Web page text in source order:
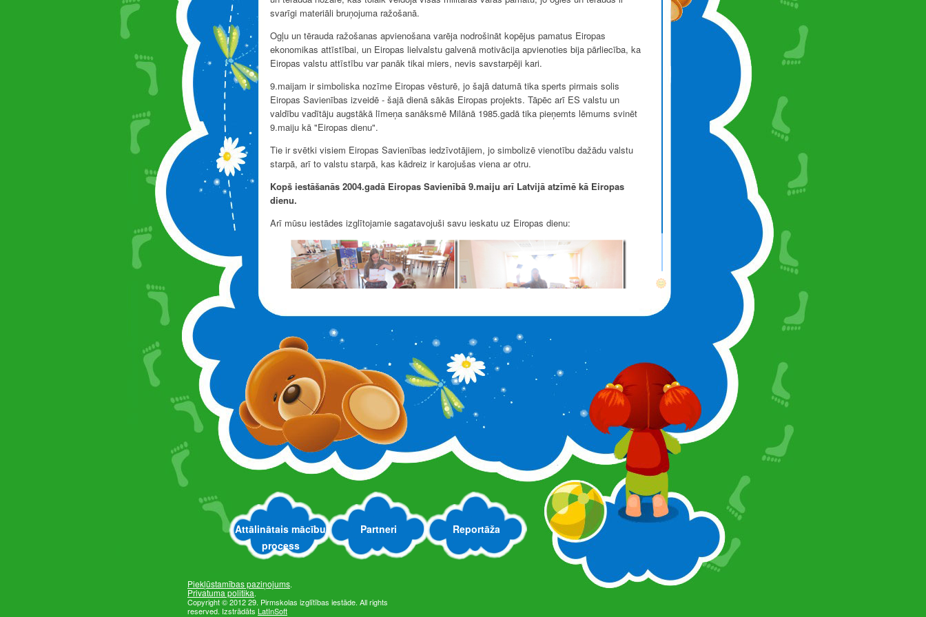
svarīgi materiāli bruņojuma ražošanā.
Ogļu un tērauda ražošanas apvienošana varēja nodrošināt kopējus pamatus Eiropas
ekonomikas attīstībai, un Eiropas lielvalstu galvenā motivācija apvienoties bija pārliecība, ka
Eiropas valstu attīstību var panāk tikai miers, nevis savstarpēji kari.
9.maijam ir simboliska nozīme Eiropas vēsturē, jo šajā datumā tika sperts pirmais solis
Eiropas Savienības izveidē - šajā dienā sākās Eiropas projekts. Tāpēc arī ES valstu un
valdību vadītāju augstākā līmeņa sanāksmē Milānā 1985.gadā tika pieņemts lēmums svinēt
9.maiju kā "Eiropas dienu".
Tie ir svētki visiem Eiropas Savienības iedzīvotājiem, jo simbolizē vienotību dažādu valstu
starpā, arī to valstu starpā, kas kādreiz ir karojušas viena ar otru.
Kopš iestāšanās 2004.gadā Eiropas Savienībā 9.maiju arī Latvijā atzīmē kā Eiropas
dienu.
Arī mūsu iestādes izglītojamie sagatavojuši savu ieskatu uz Eiropas dienu:
Informāciju ievietoja: vad. vietn. O.Kuksjonoka
maijs, 2017.g.
Attālinātais mācību
process
Partneri Reportāža
Piekļūstamības paziņojums.
Privatuma politika.
Copyright © 2012 29. Pirmskolas izglītības iestāde. All rights
reserved. Izstrādāts LatInSoft